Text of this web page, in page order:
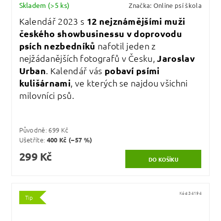
Skladem (>5 ks) Značka: Online psí škola
Kalendář 2023 s 12 nejznámějšími muži
českého showbusinessu v doprovodu
psích nezbedníků nafotil jeden z
nejžádanějších fotografů v Česku,Jaroslav
Urban. Kalendář vás pobaví psími
kulišárnami, ve kterých se najdou všichni
milovníci psů.
Původně: 699 Kč
Ušetříte: 400 Kč (–57 %)
299 Kč
Tip
Kód:34194